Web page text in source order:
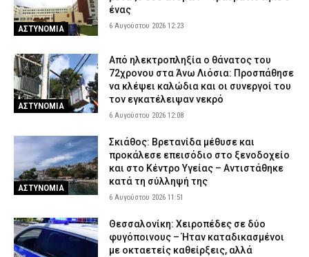
ΑΣΤΥΝΟΜΙΑ
ένας
6 Αυγούστου 2026 12:23
ΑΣΤΥΝΟΜΙΑ
Από ηλεκτροπληξία ο θάνατος του
72χρονου στα Άνω Λιόσια: Προσπάθησε
να κλέψει καλώδια και οι συνεργοί του
τον εγκατέλειψαν νεκρό
6 Αυγούστου 2026 12:08
ΑΣΤΥΝΟΜΙΑ
Σκιάθος: Βρετανίδα μέθυσε και
προκάλεσε επεισόδιο στο ξενοδοχείο
και στο Κέντρο Υγείας – Αντιστάθηκε
κατά τη σύλληψή της
6 Αυγούστου 2026 11:51
Θεσσαλονίκη: Χειροπέδες σε δύο
φυγόποινους – Ήταν καταδικασμένοι
με οκταετείς καθείρξεις, αλλά